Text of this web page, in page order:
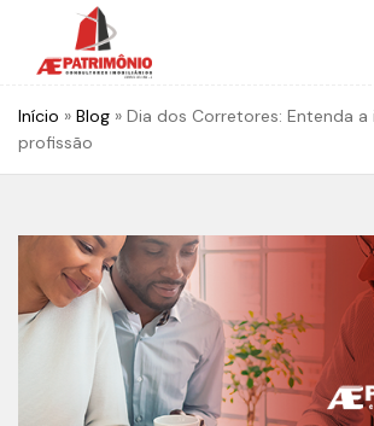
Início » Blog » Dia dos Corretores: Entenda
profissão